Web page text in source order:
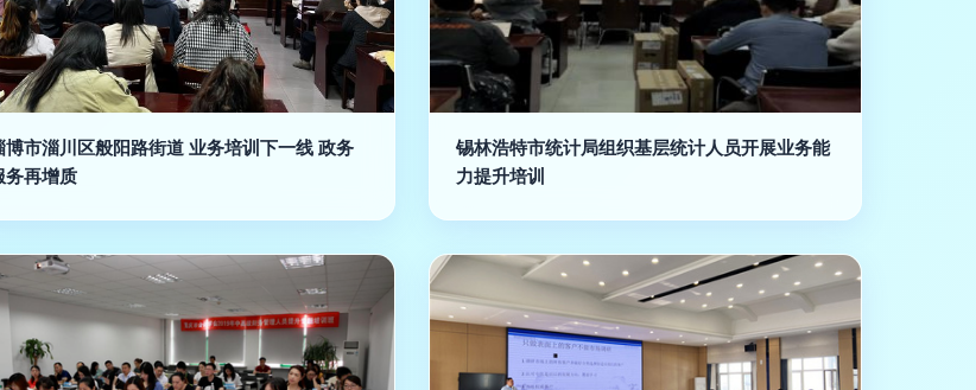
博市淄川区般阳路街道 业务培训下一线 政务
务再增质
锡林浩特市统计局组织基层统计人员开展业务能
力提升培训